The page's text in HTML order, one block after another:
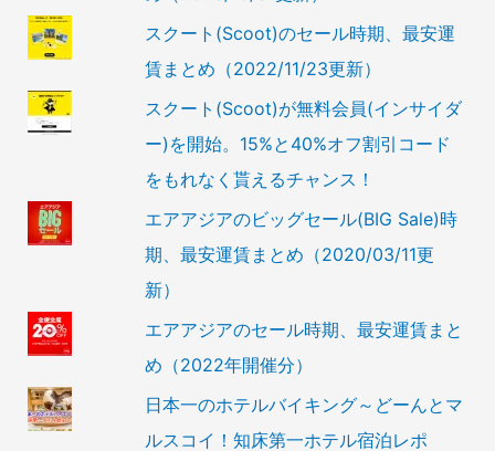
スクート(Scoot)のセール時期、最安運
賃まとめ（2022/11/23更新）
スクート(Scoot)が無料会員(インサイダ
ー)を開始。15%と40%オフ割引コード
をもれなく貰えるチャンス！
エアアジアのビッグセール(BIG Sale)時
期、最安運賃まとめ（2020/03/11更
新）
エアアジアのセール時期、最安運賃まと
め（2022年開催分）
日本一のホテルバイキング～どーんとマ
ルスコイ！知床第一ホテル宿泊レポ